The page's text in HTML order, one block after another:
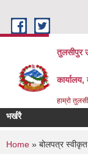
तुलसीपुर
हाम्रो
भर्खरै
You are
Home » बोलपत्र